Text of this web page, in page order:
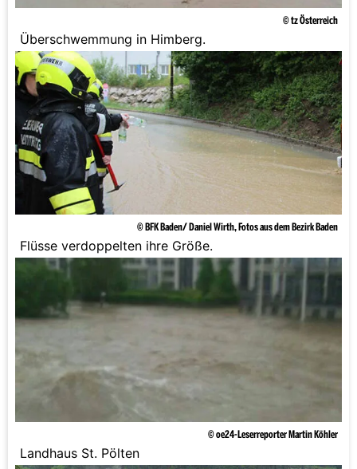
© tz Österreich
Überschwemmung in Himberg.
© BFK Baden/ Daniel Wirth, Fotos aus dem Bezirk Baden
Flüsse verdoppelten ihre Größe.
© oe24-Leserreporter Martin Köhler
Landhaus St. Pölten